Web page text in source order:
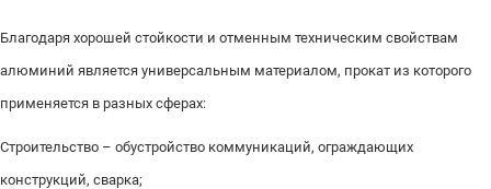
Благодаря хорошей стойкости и отменным техническим свойствам
алюминий является универсальным материалом, прокат из которого
применяется в разных сферах:
Строительство – обустройство коммуникаций, ограждающих
конструкций, сварка;